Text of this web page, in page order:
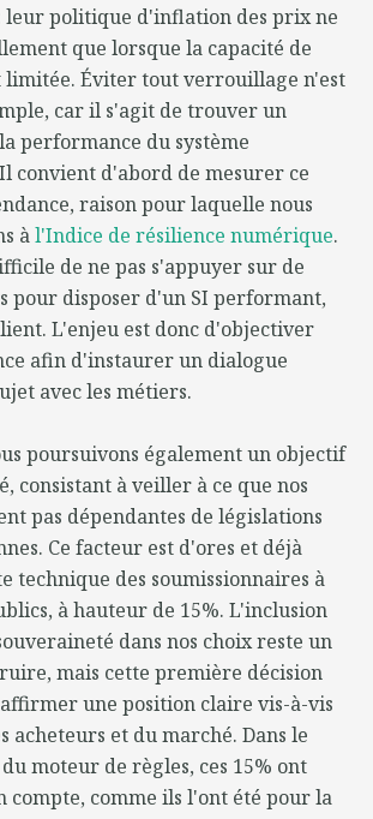
leur politique d'inflation des prix ne
que lorsque la capacité de
limitée. Éviter tout verrouillage n'est
car il s'agit de trouver un
performance du système
convient d'abord de mesurer ce
raison pour laquelle nous
àl'Indice de résilience numérique.
de ne pas s'appuyer sur de
pour disposer d'un SI performant,
L'enjeu est donc d'objectiver
afin d'instaurer un dialogue
avec les métiers.
poursuivons également un objectif
consistant à veiller à ce que nos
pas dépendantes de législations
Ce facteur est d'ores et déjà
technique des soumissionnaires à
à hauteur de 15%. L'inclusion
dans nos choix reste un
mais cette première décision
une position claire vis-à-vis
acheteurs et du marché. Dans le
moteur de règles, ces 15% ont
compte, comme ils l'ont été pour la